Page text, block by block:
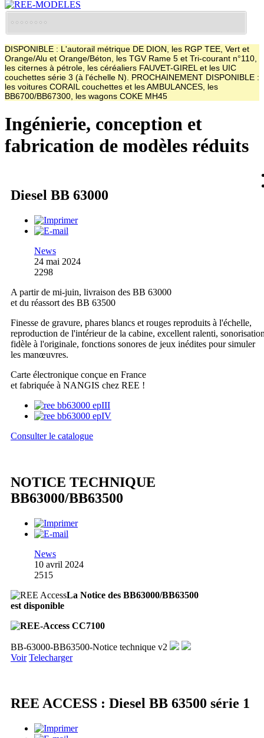
DISPONIBLE : L'autorail métrique DE DION, les RGP TEE, Vert et
Orange/Alu et Orange/Béton, les TGV Rame 5 et Tri-courant n°110,
les citernes à pétrole, les céréaliers FAUVET-GIREL et les UIC
couchettes série 3 (à l'échelle N). PROCHAINEMENT DISPONIBLE :
les voitures CORAIL couchettes et les AMBULANCES, les
BB6700/BB67300, les wagons COKE MH45
Ingénierie, conception et
fabrication de modèles réduits
Diesel BB 63000
News
24 mai 2024
2298
A partir de mi-juin, livraison des BB 63000
et du réassort des BB 63500
Finesse de gravure, phares blancs et rouges reproduits à l'échelle,
reproduction de l'intérieur de la cabine, excellent ralenti,
fidèle à l'originale, fonctions sonores de jeux inédites pour simuler
les manœuvres.
Carte électronique conçue en France
et fabriquée à NANGIS chez REE !
Consulter le catalogue
NOTICE TECHNIQUE
BB63000/BB63500
News
10 avril 2024
2515
La Notice des BB63000/BB63500
est disponible
BB-63000-BB63500-Notice technique v2
Voir Telecharger
REE ACCESS : Diesel BB 63500 série 1